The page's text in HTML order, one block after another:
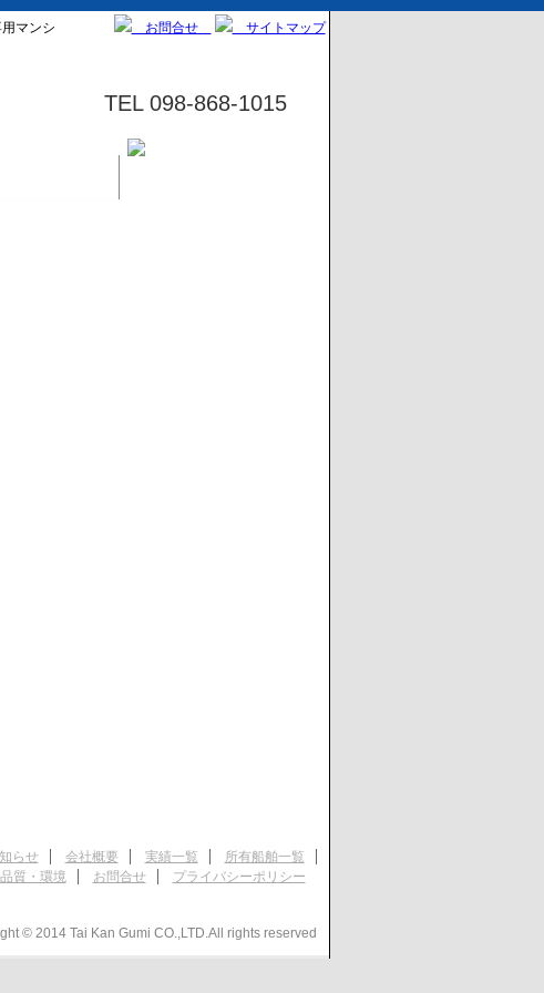
お問合せ サイトマップ
マンシ
TEL 098-868-1015
らせ 会社概要 実績一覧
所有船舶一覧
品質・環境 お問合せ プライバシーポリシー
© 2014 Tai Kan Gumi CO.,LTD.All rights reserved